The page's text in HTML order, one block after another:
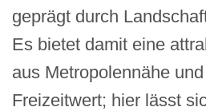
geprägt durch
Es bietet damit eine
aus Metropolennähe
Freizeitwert; hier lässt